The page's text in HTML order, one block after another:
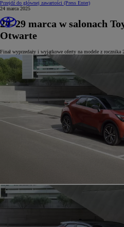
Przejdź do głównej zawartości (Press Enter)
24 marca 2025
24–29 marca w salonach
Otwarte
Finał wyprzedaży i wyjątkowe oferty na modele z rocznika